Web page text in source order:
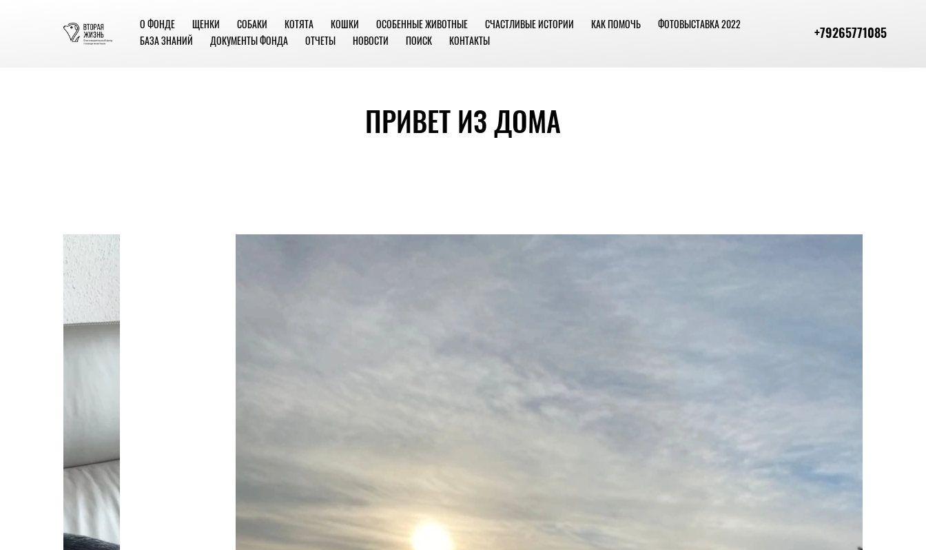
О ФОНДЕ ЩЕНКИ СОБАКИ КОТЯТА КОШКИ ОСОБЕННЫЕ ЖИВОТНЫЕ СЧАСТЛИВЫЕ ИСТОРИИ КАК ПОМОЧЬ
ФОТОВЫСТАВКА 2022
БАЗА ЗНАНИЙ
ДОКУМЕНТЫ ФОНДА ОТЧЕТЫ НОВОСТИ ПОИСК КОНТАКТЫ +79265771085
ПРИВЕТ ИЗ ДОМА